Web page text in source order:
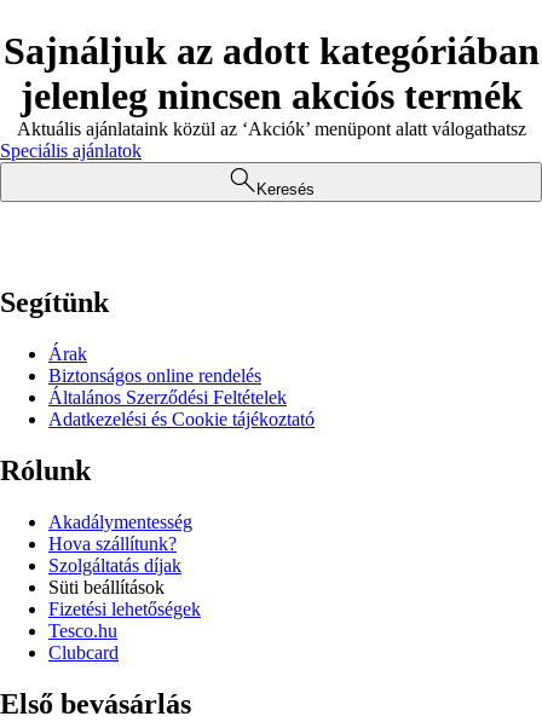
Sajnáljuk az adott kategóriában
jelenleg nincsen akciós termék
Aktuális ajánlataink közül az ‘Akciók’ menüpont alatt válogathatsz
Speciális ajánlatok
Keresés
Segítünk
Árak
Biztonságos online rendelés
Általános Szerződési Feltételek
Adatkezelési és Cookie tájékoztató
Rólunk
Akadálymentesség
Hova szállítunk?
Szolgáltatás díjak
Süti beállítások
Fizetési lehetőségek
Tesco.hu
Clubcard
Első bevásárlás